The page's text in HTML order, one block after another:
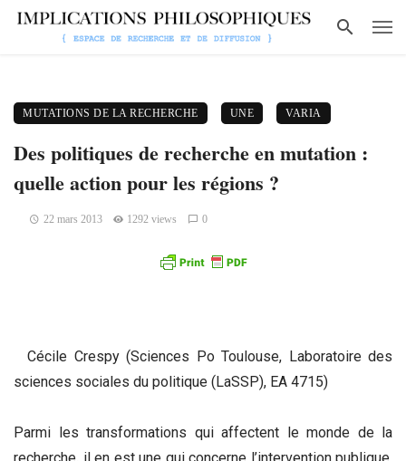
MUTATIONS DE LA RECHERCHE UNE VARIA
Des politiques de recherche en mutation :
quelle action pour les régions ?
22 mars 2013 1292 views 0
Cécile Crespy (Sciences Po Toulouse, Laboratoire des
sciences sociales du politique (LaSSP), EA 4715)
Parmi les transformations qui affectent le monde de la
recherche, il en est une qui concerne l’intervention publique.